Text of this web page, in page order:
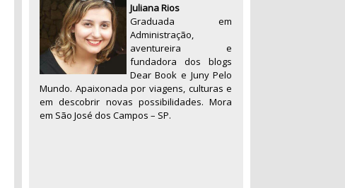
Juliana Rios
Graduada em
Administração,
aventureira e
fundadora dos blogs
Dear Book e Juny Pelo
Mundo. Apaixonada por viagens, culturas e
em descobrir novas possibilidades. Mora
em São José dos Campos – SP.